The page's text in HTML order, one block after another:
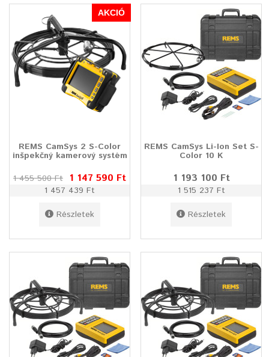
AKCIÓ
REMS CamSys 2 S-Color
inšpekčný kamerový systém
1 455 500 Ft 1 147 590 Ft
1 457 439 Ft
Részletek
REMS CamSys Li-Ion Set S-
Color 10 K
1 193 100 Ft
1 515 237 Ft
Részletek